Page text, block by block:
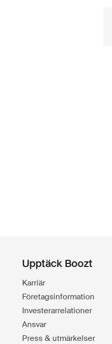
Upptäck Boozt
Karriär
Företagsinformation
Investerarrelationer
Ansvar
Press & utmärkelser